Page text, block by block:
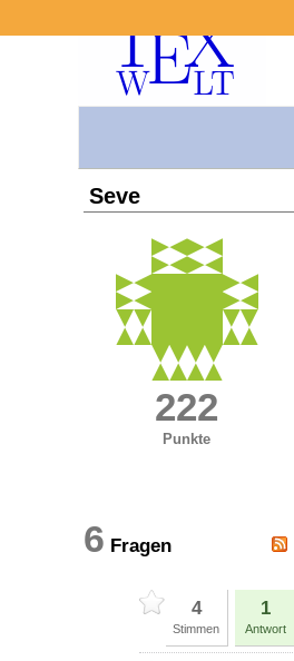
Seve
222
Punkte
6 Fragen
4
Stimmen
1
Antwort